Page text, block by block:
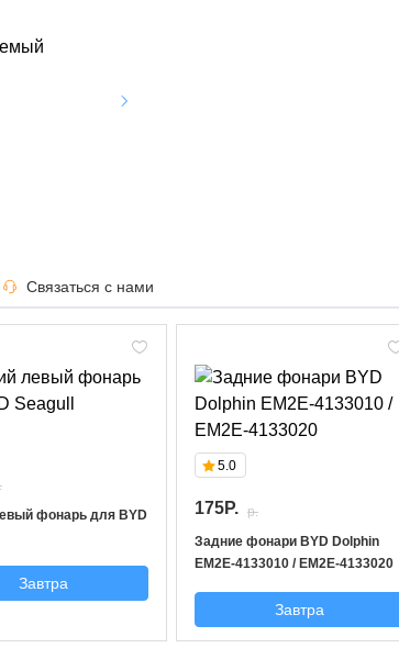
фонарь для BYD
Завтра
5.0
175P. p.
Задние фонари BYD Dolphin
EM2E-4133010 / EM2E-4133020
Завтра
Связаться с нами